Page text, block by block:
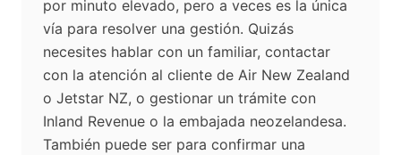
por minuto elevado, pero a veces es la única
vía para resolver una gestión. Quizás
necesites hablar con un familiar, contactar
con la atención al cliente de Air New Zealand
o Jetstar NZ, o gestionar un trámite con
Inland Revenue o la embajada neozelandesa.
También puede ser para confirmar una